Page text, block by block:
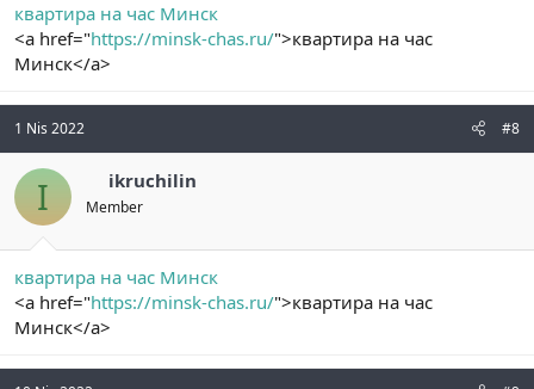
квартира на час Минск
<a href="https://minsk-chas.ru/">квартира на час
Минск</a>
1 Nis 2022 #8
I ikruchilin
Member
квартира на час Минск
<a href="https://minsk-chas.ru/">квартира на час
Минск</a>